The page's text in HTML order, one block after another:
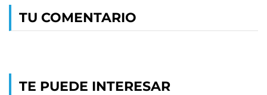
TU COMENTARIO
TE PUEDE INTERESAR